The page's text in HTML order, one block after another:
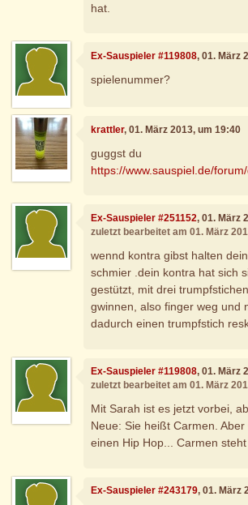
hat.
Ex-Sauspieler #119808, 01. März
spielenummer?
krattler, 01. März 2013, um 19:40
guggst du
https://www.sauspiel.de/forum/
Ex-Sauspieler #251152, 01. März
zuletzt bearbeitet am 01. März
wennd kontra gibst halten
schmier .dein kontra hat sich
gestützt, mit drei
gwinnen, also finger weg und
dadurch einen trumpfstich
Ex-Sauspieler #119808, 01. März
zuletzt bearbeitet am 01. März
Mit Sarah ist es jetzt vorbei,
Neue: Sie heißt Carmen.
einen Hip Hop... Carmen
Ex-Sauspieler #243179, 01. März